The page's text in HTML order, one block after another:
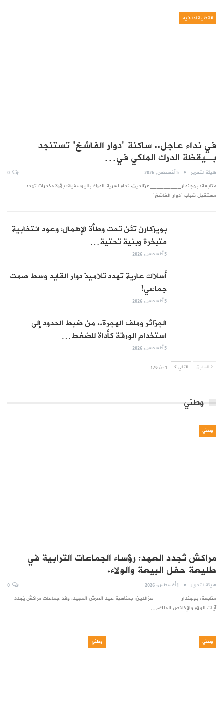
القضية اما فيه
في نداء عاجل.. ساكنة “دوار الفاشخ” تستنجد
بـيقظة الدرك الملكي في…
هيئة التحرير 5 أغسطس, 2026
متابعة: بوجندار_________عزالدين. نداء لسرية الدرك باليوسفية: بؤرة مخدرات تهدد
مستقبل شباب "دوار الفاشخ"…
بويزكارن تئن تحت وطأة الإهمال: وعود انتخابية
متبخرة وبنية تحتية…
5 أغسطس, 2026
أسلاك عارية تهدد تلاميذ دوار القايد وسط صمت
جماعي!
5 أغسطس, 2026
الجزائر وملف الهجرة.. من ضبط الحدود إلى
استخدام الورقة كأداة للضغط…
5 أغسطس, 2026
السابق التالي 1 من 176
وطني
وطني
مراكش تُجدد العهد: رؤساء الجماعات الترابية في
طليعة حفل البيعة والولاء.
هيئة التحرير 1 أغسطس, 2026
متابعة: بوجندار________عزالدين. بمناسبة عيد العرش المجيد: وفد جماعات مراكش يُجدد
آيات الولاء والإخلاص للملك.…
وطني وطني